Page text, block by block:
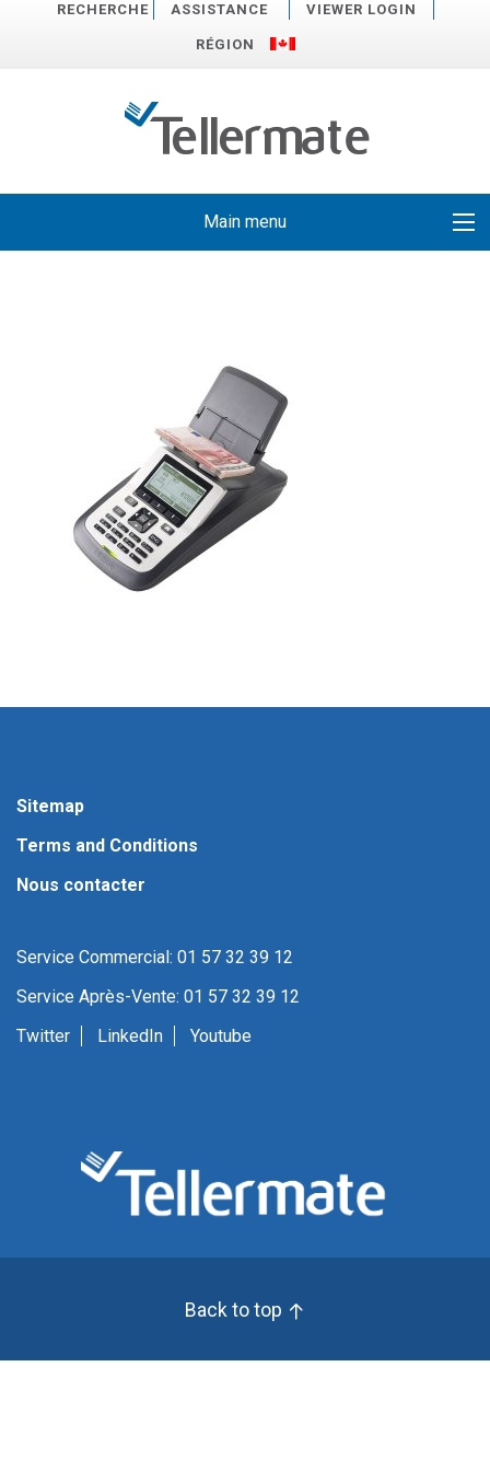
RECHERCHE ASSISTANCE VIEWER LOGIN
RÉGION
Main menu
Sitemap
Terms and Conditions
Nous contacter
Service Commercial: 01 57 32 39 12
Service Après-Vente: 01 57 32 39 12
Twitter
LinkedIn Youtube
Back to top